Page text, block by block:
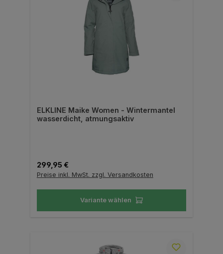
ELKLINE Maike Women - Wintermantel
wasserdicht, atmungsaktiv
Regulärer Preis:
299,95 €
Preise inkl. MwSt. zzgl. Versandkosten
Variante wählen